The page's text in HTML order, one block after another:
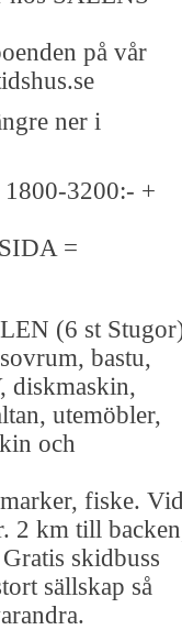
på vår
ner i
3200:- +
=
(6 st
bastu,
diskmaskin,
utemöbler,
och
fiske.
2 km till
skidbuss
sällskap så